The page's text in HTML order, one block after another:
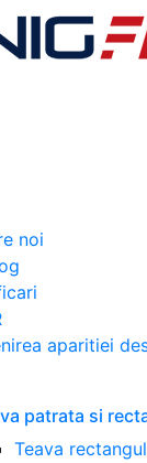
noi
aparitiei
patrata si
Teava